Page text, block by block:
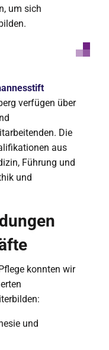
um sich
verfügen über
Die
aus
Führung und
und
konnten wir
und